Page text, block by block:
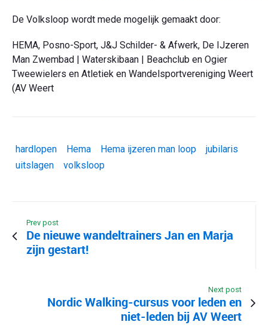
De Volksloop wordt mede mogelijk gemaakt door:
HEMA, Posno-Sport, J&J Schilder- & Afwerk, De IJzeren
Man Zwembad | Waterskibaan | Beachclub en Ogier
Tweewielers en Atletiek en Wandelsportvereniging Weert
(AV Weert
hardlopen Hema Hema ijzeren man loop
jubilaris
uitslagen
volksloop
Prev post
De nieuwe wandeltrainers Jan en Marja
zijn gestart!
Next post
Nordic Walking-cursus voor leden en
niet-leden bij AV Weert